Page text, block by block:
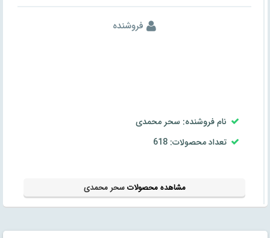
فروشنده
نام فروشنده: سحر محمدی
تعداد محصولات: 618
مشاهده محصولاتسحر محمدی